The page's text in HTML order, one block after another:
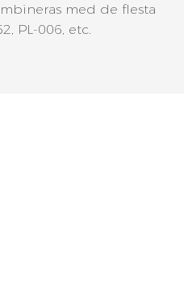
med de flesta
PL-006, etc.